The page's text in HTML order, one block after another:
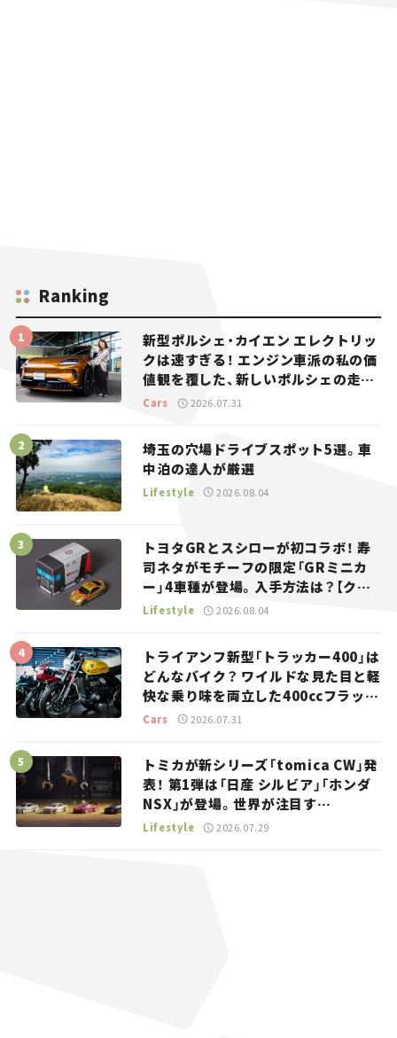
Ranking
新型ポルシェ・カイエン エレクトリッ
クは速すぎる！ エンジン車派の私の価
値観を覆した、新しいポルシェの走
り。
Cars 2026.07.31
埼玉の穴場ドライブスポット5選。車
中泊の達人が厳選
Lifestyle 2026.08.04
トヨタGRとスシローが初コラボ！ 寿
司ネタがモチーフの限定「GRミニカ
ー」4車種が登場。入手方法は？【クル
マとホビー】
Lifestyle 2026.08.04
トライアンフ新型「トラッカー400」は
どんなバイク？ ワイルドな見た目と軽
快な乗り味を両立した400ccフラット
トラッカー【試乗レビュー】
Cars 2026.07.31
トミカが新シリーズ「tomica CW」発
表！ 第1弾は「日産 シルビア」「ホンダ
NSX」が登場。世界が注目す
る“JDM”に焦点【クルマとホビー】
Lifestyle 2026.07.29